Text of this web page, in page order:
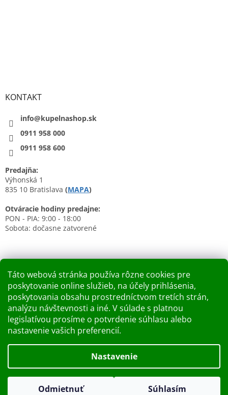
Táto webová stránka používa rôzne cookies pre
poskytovanie online služieb, na účely prihlásenia,
poskytovania obsahu prostredníctvom tretích strán,
analýzu návštevnosti a iné. V súlade s platnou
legislatívou prosíme o potvrdenie súhlasu alebo
nastavenie vašich preferencií.
Nastavenie
Odmietnuť Súhlasím
Dobry deň Chceme Vás informovať, že predajňa bude zatvorená
v piatok 7.8.2026. Ďakujeme za pochopenie S pozdravom
KONTAKT
info@kupelnashop.sk
0911 958 000
0911 958 600
Predajňa:
Výhonská 1
835 10 Bratislava (MAPA)
Otváracie hodiny predajne:
PON - PIA: 9:00 - 18:00
Sobota: dočasne zatvorené
Nákupný košík
0KS / 0 €
Copyright 2026Kupelnashop.sk. Všetky práva vyhradené.
Upraviť nastavenie cookies